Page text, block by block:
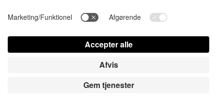
Contact us today
Brugsvejledning Kontakt